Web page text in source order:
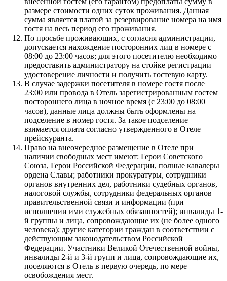
размере стоимости одних суток проживания. Данная
сумма является платой за резервирование номера на имя
гостя на весь период его проживания.
По просьбе проживающих, с согласия администрации,
допускается нахождение посторонних лиц в номере с
08:00 до 23:00 часов; для этого посетителю необходимо
предоставить администратору на стойке регистрации
удостоверение личности и получить гостевую карту.
В случае задержки посетителя в номере гостя после
23:00 или провода в Отель зарегистрированным гостем
постороннего лица в ночное время (с 23:00 до 08:00
часов), данные лица должны быть оформлены на
подселение в номер гостя. За такое подселение
взимается оплата согласно утвержденного в Отеле
прейскуранта.
Право на внеочередное размещение в Отеле при
наличии свободных мест имеют: Герои Советского
Союза, Герои Российской Федерации, полные кавалеры
ордена Славы; работники прокуратуры, сотрудники
органов внутренних дел, работники судебных органов,
налоговой службы, сотрудники федеральных органов
правительственной связи и информации (при
исполнении ими служебных обязанностей); инвалиды 1-
й группы и лица, сопровождающие их (не более одного
человека); другие категории граждан в соответствии с
действующим законодательством Российской
Федерации. Участники Великой Отечественной войны,
инвалиды 2-й и 3-й групп и лица, сопровождающие их,
поселяются в Отель в первую очередь, по мере
освобождения мест.